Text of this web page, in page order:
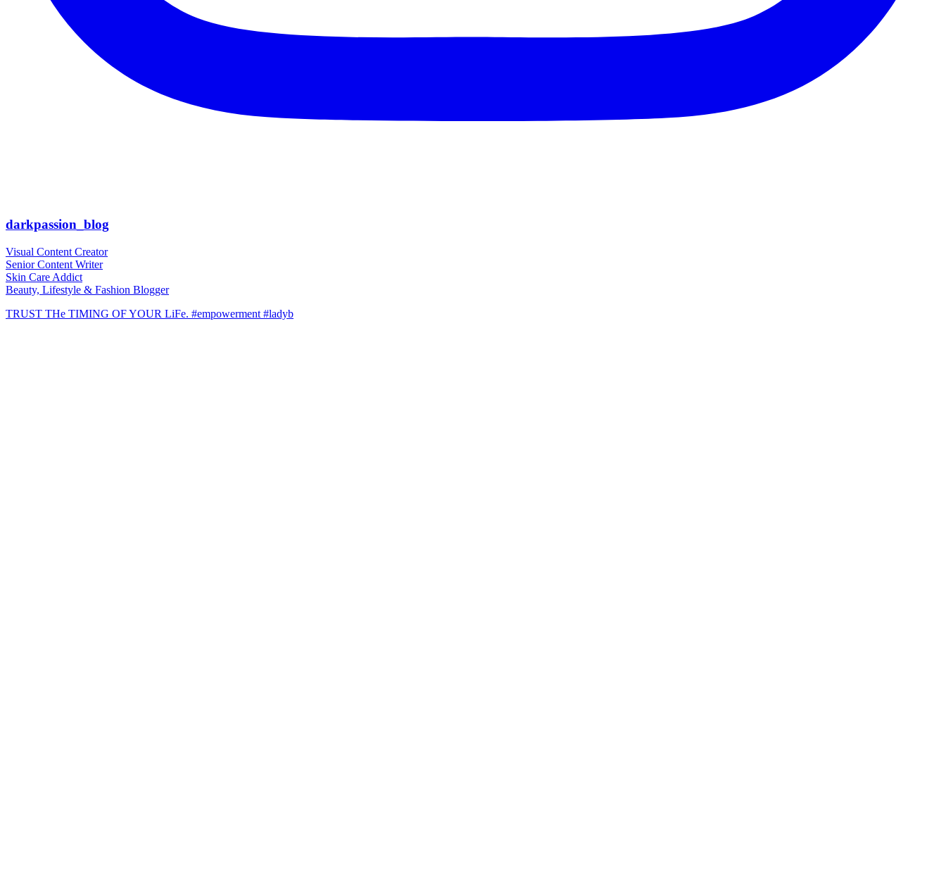
darkpassion_blog
Visual Content Creator
Senior Content Writer
Skin Care Addict
Beauty, Lifestyle & Fashion Blogger
TRUST THe TIMING OF YOUR LiFe. #empowerment #ladyb